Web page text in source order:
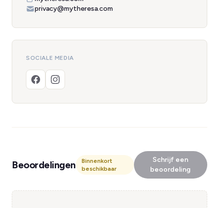
privacy@mytheresa.com
SOCIALE MEDIA
Beoordelingen
Binnenkort
beschikbaar
Schrijf een
beoordeling